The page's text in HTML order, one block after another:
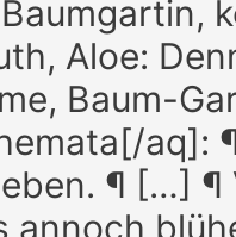
Aloe:
Baum-
aq]:
¶ […] ¶
annoch